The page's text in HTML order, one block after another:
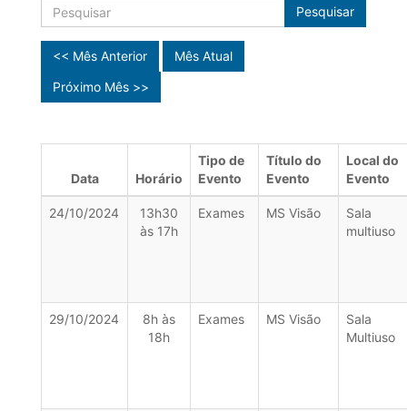
Pesquisar
<< Mês Anterior
Mês Atual
Próximo Mês >>
Data Horário
Tipo de
Evento
Título do
Evento
Local do
Evento
24/10/2024
13h30
às 17h
Exames MS Visão
Sala
multiuso
29/10/2024
8h às
18h
Exames MS Visão
Sala
Multiuso